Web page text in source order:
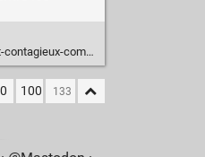
de-la-mondialisation-2223841
100